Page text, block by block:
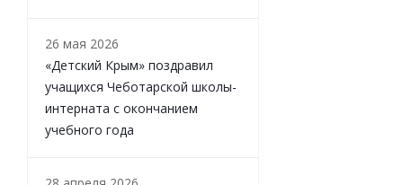
26 мая 2026
«Детский Крым» поздравил
учащихся Чеботарской школы-
интерната с окончанием
учебного года